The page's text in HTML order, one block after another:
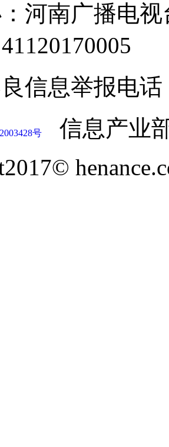
河南广播电
信息举报电话
号
信息产业